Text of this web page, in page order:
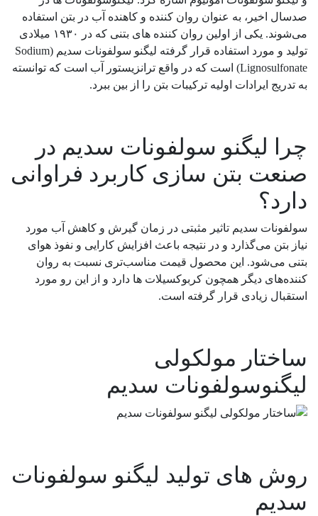
صدسال اخیر، به عنوان روان کننده و کاهنده آب در بتن استفاده
می‌شوند. یکی از اولین روان کننده های بتنی که در ۱۹۳۰ میلادی
تولید و مورد استفاده قرار گرفته لیگنو سولفونات سدیم (Sodium
Lignosulfonate) است که در واقع ترانزیستور آب است که توانسته
به تدریج ایرادات اولیه ترکیبات بتن را از بین ببرد.
چرا لیگنو سولفونات سدیم در
صنعت بتن سازی کاربرد فراوانی
دارد؟
سولفونات سدیم تاثیر مثبتی در زمان گیرش و کاهش آب مورد
نیاز بتن می‌گذارد و در نتیجه باعث افزایش کارایی و نفوذ هوای
بتنی می‌شود. این محصول قیمت مناسب‌تری نسبت به روان
کننده‌های دیگر همچون کربوکسیلات ها دارد و از این رو مورد
استقبال زیادی قرار گرفته است.
ساختار مولکولی
لیگنوسولفونات سدیم
روش های تولید لیگنو سولفونات
سدیم